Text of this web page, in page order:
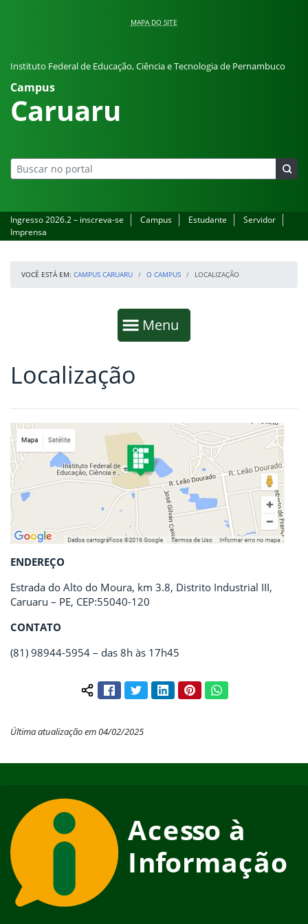
MAPA DO SITE
Instituto Federal de Educação, Ciência e Tecnologia de Pernambuco
Campus
Caruaru
Ingresso 2026.2 – inscreva-se Campus Estudante
Servidor
Imprensa
VOCÊ ESTÁ EM: CAMPUS CARUARU O CAMPUS LOCALIZAÇÃO
Mostrar
Menu
Fim da navegação
Início do conteúdo
Localização
ENDEREÇO
Estrada do Alto do Moura, km 3.8, Distrito Industrial III,
Caruaru – PE, CEP:55040-120
CONTATO
(81) 98944-5954 – das 8h às 17h45
Compartilhar conteúdo:
FacebookTwitterLinkedInPinterestWhatsApp
Última atualização em 04/02/2025